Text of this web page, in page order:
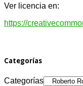
Ver licencia en:
https://
Categorías
Categorías